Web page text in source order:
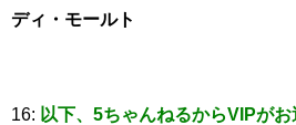
ディ・モールト
16: 以下、5ちゃんねるからVIPが